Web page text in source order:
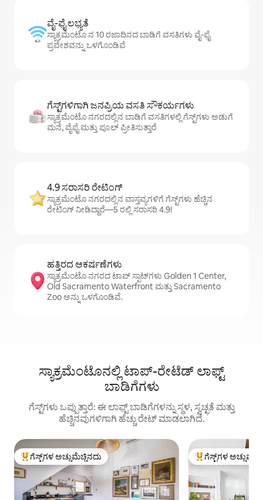
ವೈ-ಫೈ ಲಭ್ಯತೆ
ಸ್ಯಾಕ್ರಮೆಂಟೊ ನ 10 ರಜಾದಿನದ ಬಾಡಿಗೆ ವಸತಿಗಳು ವೈ-ಫೈ
ಪ್ರವೇಶವನ್ನು ಒಳಗೊಂಡಿವೆ
ಗೆಸ್ಟ್‌ಗಳಿಗಾಗಿ ಜನಪ್ರಿಯ ವಸತಿ ಸೌಕರ್ಯಗಳು
ಸ್ಯಾಕ್ರಮೆಂಟೊ ನಗರದಲ್ಲಿನ ಬಾಡಿಗೆ ವಸತಿಗಳಲ್ಲಿ ಗೆಸ್ಟ್‌ಗಳು ಅಡುಗೆ
ಮನೆ, ವೈಫೈ ಮತ್ತು ಪೂಲ್ ಪ್ರೀತಿಸುತ್ತಾರೆ
4.9 ಸರಾಸರಿ ರೇಟಿಂಗ್
ಸ್ಯಾಕ್ರಮೆಂಟೊ ನಗರದಲ್ಲಿನ ವಾಸ್ತವ್ಯಗಳಿಗೆ ಗೆಸ್ಟ್‌ಗಳು ಹೆಚ್ಚಿನ
ರೇಟಿಂಗ್ ನೀಡಿದ್ದಾರೆ—5 ರಲ್ಲಿ ಸರಾಸರಿ 4.9!
ಹತ್ತಿರದ ಆಕರ್ಷಣೆಗಳು
ಸ್ಯಾಕ್ರಮೆಂಟೊ ನಗರದ ಟಾಪ್ ಸ್ಪಾಟ್‌ಗಳು Golden 1 Center,
Old Sacramento Waterfront ಮತ್ತು Sacramento
Zoo ಅನ್ನು ಒಳಗೊಂಡಿವೆ.
ಸ್ಯಾಕ್ರಮೆಂಟೊನಲ್ಲಿ ಟಾಪ್-ರೇಟೆಡ್ ಲಾಫ್ಟ್
ಬಾಡಿಗೆಗಳು
ಗೆಸ್ಟ್‌ಗಳು ಒಪ್ಪುತ್ತಾರೆ: ಈ ಲಾಫ್ಟ್ ಬಾಡಿಗೆಗಳನ್ನು ಸ್ಥಳ, ಸ್ವಚ್ಛತೆ ಮತ್ತು
ಹೆಚ್ಚಿನವುಗಳಿಗಾಗಿ ಹೆಚ್ಚು ರೇಟ್ ಮಾಡಲಾಗಿದೆ.
ಗೆಸ್ಟ್‌ಗಳಿಗೆ ಅತಿ ಹೆಚ್ಚು ಅಚ್ಚುಮೆಚ್ಚಿನದು
ಗೆಸ್ಟ್‌ಗಳ ಅಚ್ಚುಮೆಚ್ಚಿನದು ಗೆಸ್ಟ್‌ಗಳಿಗೆ ಅತಿ ಹೆಚ್ಚು
ಗೆಸ್ಟ್‌ಗಳ